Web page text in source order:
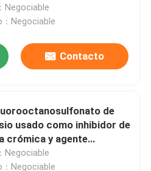
Negociable
：Negociable
Contacto
de
usado como inhibidor de
crómica y agente
Negociable
：Negociable